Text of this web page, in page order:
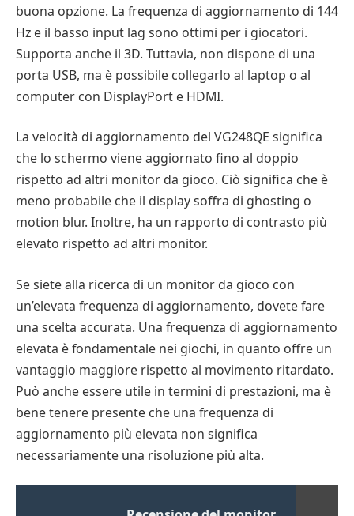
buona opzione. La frequenza di aggiornamento di 144
Hz e il basso input lag sono ottimi per i giocatori.
Supporta anche il 3D. Tuttavia, non dispone di una
porta USB, ma è possibile collegarlo al laptop o al
computer con DisplayPort e HDMI.
La velocità di aggiornamento del VG248QE significa
che lo schermo viene aggiornato fino al doppio
rispetto ad altri monitor da gioco. Ciò significa che è
meno probabile che il display soffra di ghosting o
motion blur. Inoltre, ha un rapporto di contrasto più
elevato rispetto ad altri monitor.
Se siete alla ricerca di un monitor da gioco con
un’elevata frequenza di aggiornamento, dovete fare
una scelta accurata. Una frequenza di aggiornamento
elevata è fondamentale nei giochi, in quanto offre un
vantaggio maggiore rispetto al movimento ritardato.
Può anche essere utile in termini di prestazioni, ma è
bene tenere presente che una frequenza di
aggiornamento più elevata non significa
necessariamente una risoluzione più alta.